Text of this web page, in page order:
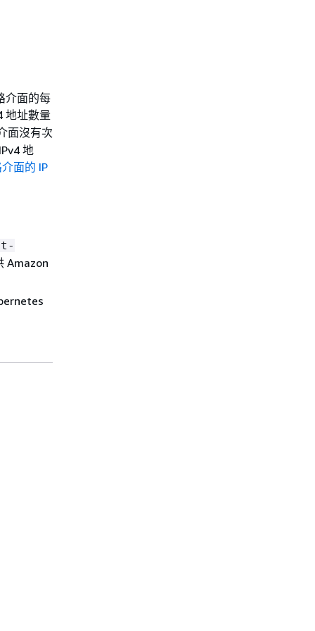
介面的每
地址數量
面沒有次
地
面的 IP
Amazon